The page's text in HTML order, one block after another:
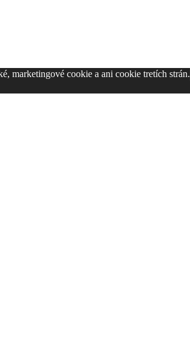
marketingové cookie a ani cookie tretích strán.